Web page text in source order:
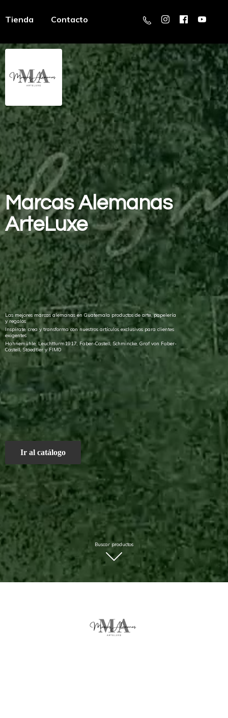
Tienda Contacto
MarcasAlemanas
ArteLuxe
Las mejores marcas alemanas en Guatemala productos de arte, papelería
y regalos
Inspírate, crea y transforma con nuestros artículos exclusivos para clientes
exigentes
Hahnemühle, Leuchtturm1917, Faber-Castell, Schmincke, Graf von Faber-
Castell, Staedtler y FIMO
Ir al catálogo
Buscar productos